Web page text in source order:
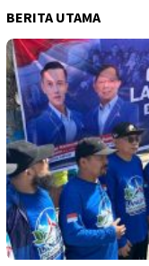
BERITA UTAMA